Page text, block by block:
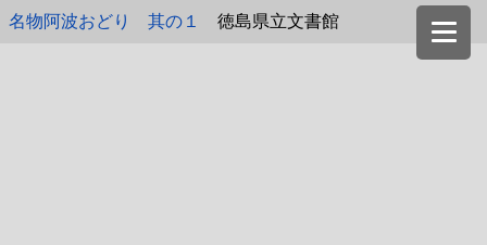
名物阿波おどり 其の１ 徳島県立文書館